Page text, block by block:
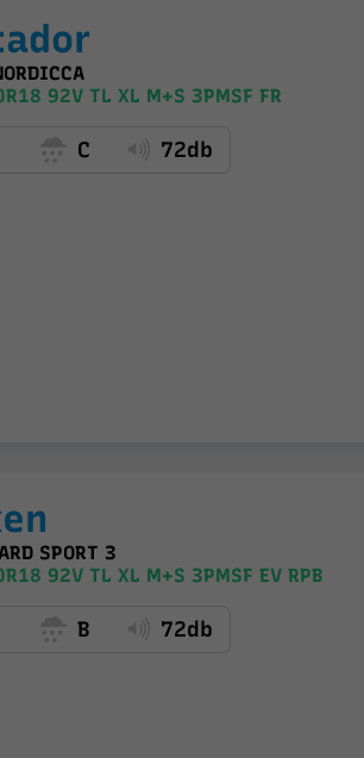
92V TL XL M+S 3PMSF FR
C 72db
SPORT 3
92V TL XL M+S 3PMSF EV RPB
B 72db